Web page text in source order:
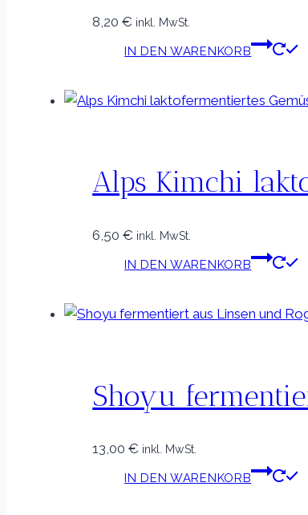
8,20€ inkl. MwSt.
IN DEN WARENKORB
Alps Kimchi
6,50€ inkl. MwSt.
IN DEN WARENKORB
Shoyu
13,00€ inkl. MwSt.
IN DEN WARENKORB